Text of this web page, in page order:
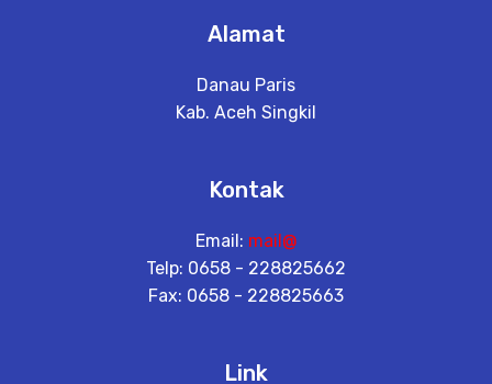
Alamat
Danau Paris
Kab. Aceh Singkil
Kontak
Email: mail@
Telp: 0658 - 228825662
Fax: 0658 - 228825663
Link